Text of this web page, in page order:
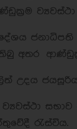
අතර
උදය
රැස්විය.